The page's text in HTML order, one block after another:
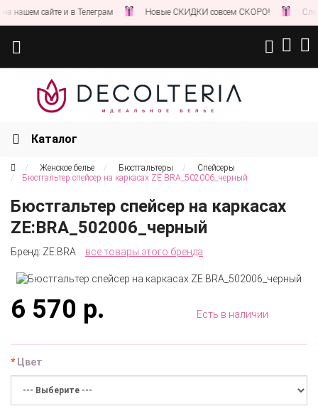
сайте и в Телеграм Новые СКИДКИ совсем СКОРО!
Каталог
Женское белье Бюстгальтеры
Спейсеры
Бюстгальтер спейсер на каркасах ZE:BRA_502006_черный
Бюстгальтер спейсер на каркасах
ZE:BRA_502006_черный
Бренд: ZE:BRA все товары этого бренда
6 570 р. Есть в наличии
Цвет